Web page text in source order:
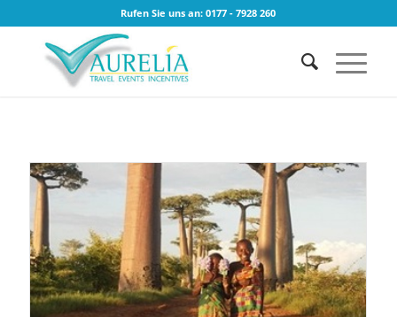
Rufen Sie uns an: 0177 - 7928 260